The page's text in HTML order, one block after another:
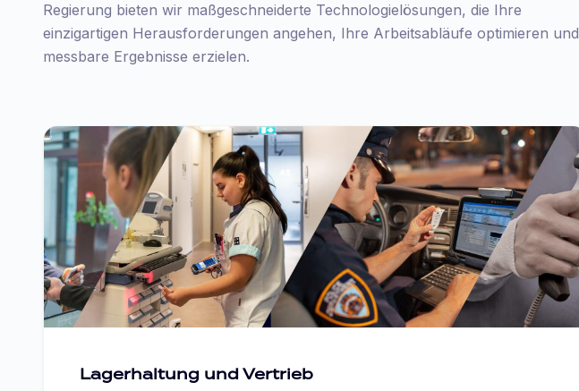
Regierung bieten wir maßgeschneiderte Technologielösungen, die Ihre
einzigartigen Herausforderungen angehen, Ihre Arbeitsabläufe optimieren und
messbare Ergebnisse erzielen.
Lagerhaltung und Vertrieb